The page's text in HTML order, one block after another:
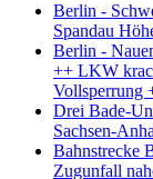
Berlin -
Spandau
Berlin -
++ LKW
Vollsperrung
Drei Bade-
Sachsen-
Bahnstrecke
Zugunfall